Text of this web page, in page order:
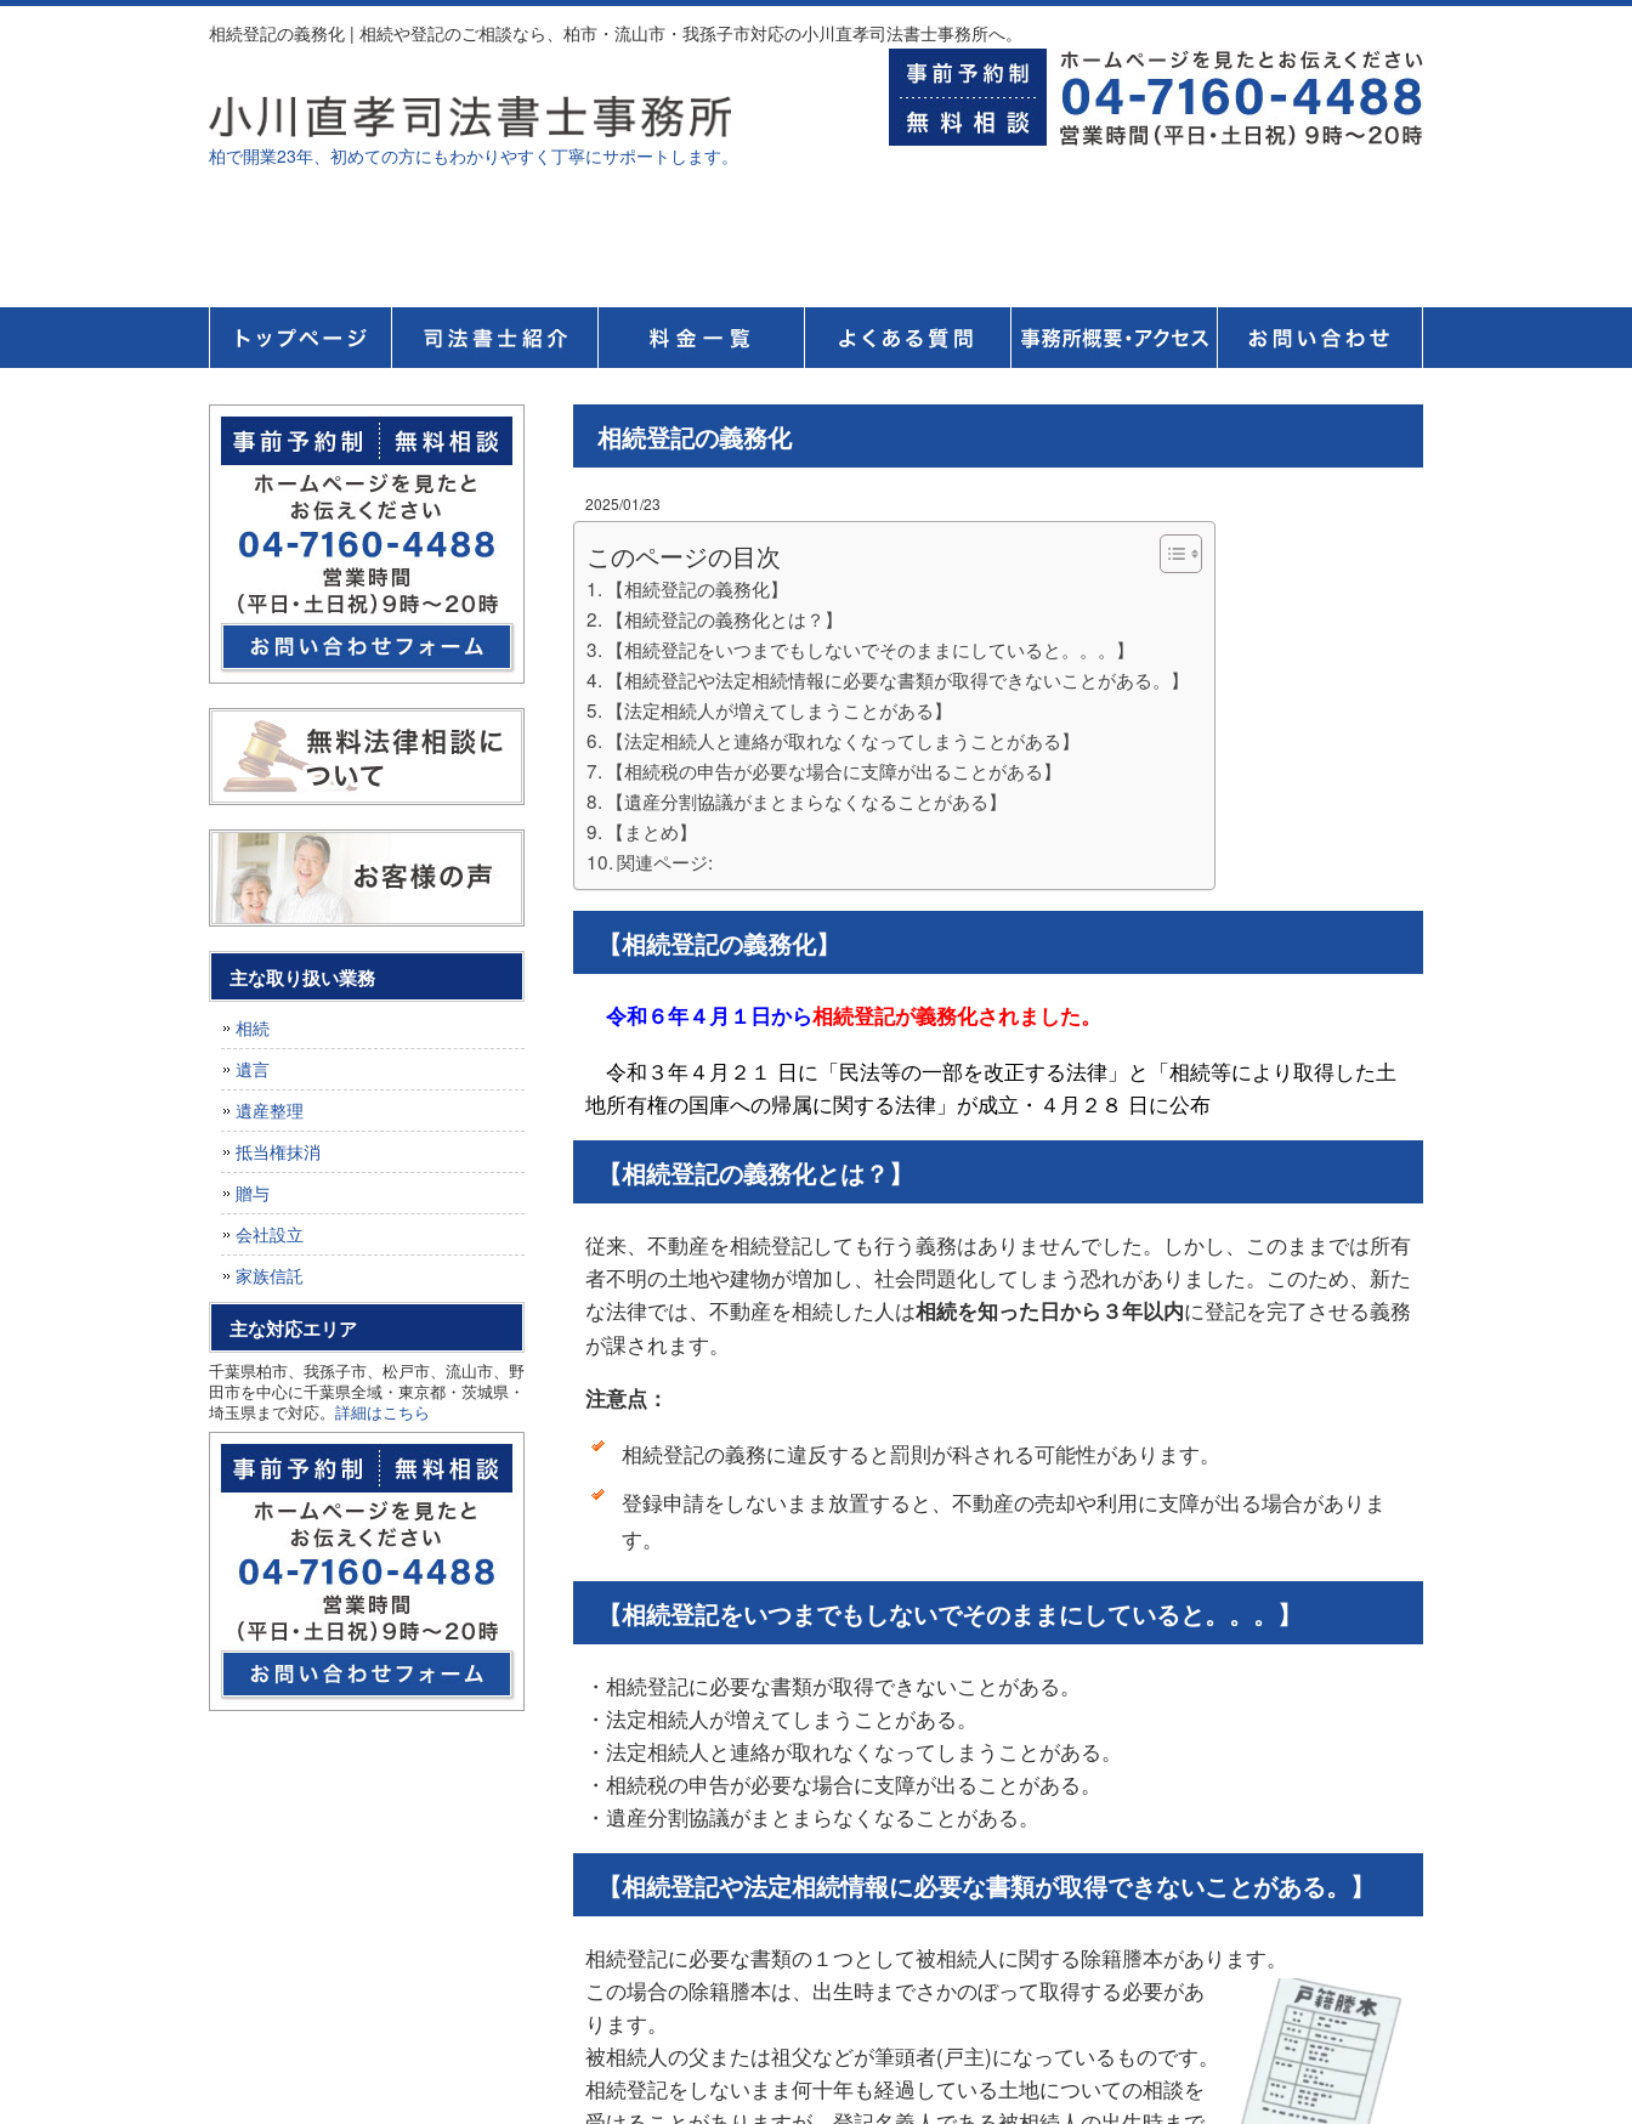
相続登記の義務化 | 相続や登記のご相談なら、柏市・流山市・我孫子市対応の小川直孝司法書士事務所へ。
柏で開業23年、初めての方にもわかりやすく丁寧にサポートします。
相続登記の義務化
2025/01/23
このページの目次
【相続登記の義務化】
【相続登記の義務化とは？】
【相続登記をいつまでもしないでそのままにしていると。。。】
【相続登記や法定相続情報に必要な書類が取得できないことがある。】
【法定相続人が増えてしまうことがある】
【法定相続人と連絡が取れなくなってしまうことがある】
【相続税の申告が必要な場合に支障が出ることがある】
【遺産分割協議がまとまらなくなることがある】
【まとめ】
関連ページ:
【相続登記の義務化】
令和６年４月１日から相続登記が義務化されました。
令和３年４月２１ 日に「民法等の一部を改正する法律」と「相続等により取得した土
地所有権の国庫への帰属に関する法律」が成立・４月２８ 日に公布
【相続登記の義務化とは？】
従来、不動産を相続登記しても行う義務はありませんでした。しかし、このままでは所有
者不明の土地や建物が増加し、社会問題化してしまう恐れがありました。このため、新た
な法律では、不動産を相続した人は相続を知った日から３年以内に登記を完了させる義務
が課されます。
注意点：
相続登記の義務に違反すると罰則が科される可能性があります。
登録申請をしないまま放置すると、不動産の売却や利用に支障が出る場合がありま
す。
【相続登記をいつまでもしないでそのままにしていると。。。】
・相続登記に必要な書類が取得できないことがある。
・法定相続人が増えてしまうことがある。
・法定相続人と連絡が取れなくなってしまうことがある。
・相続税の申告が必要な場合に支障が出ることがある。
・遺産分割協議がまとまらなくなることがある。
【相続登記や法定相続情報に必要な書類が取得できないことがある。】
相続登記に必要な書類の１つとして被相続人に関する除籍謄本があります。
この場合の除籍謄本は、出生時までさかのぼって取得する必要があ
ります。
被相続人の父または祖父などが筆頭者(戸主)になっているものです。
相続登記をしないまま何十年も経過している土地についての相談を
主な取り扱い業務
相続
遺言
遺産整理
抵当権抹消
贈与
会社設立
家族信託
主な対応エリア
千葉県柏市、我孫子市、松戸市、流山市、野
田市を中心に千葉県全域・東京都・茨城県・
埼玉県まで対応。 詳細はこちら